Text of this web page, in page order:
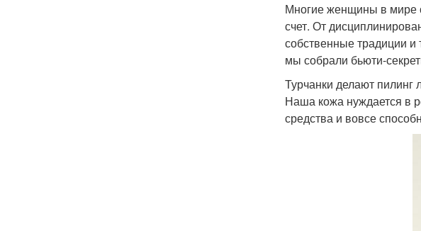
Многие женщины в мире
счет. От
собственные традиции и
мы собрали бьюти-
Турчанки делают
Наша кожа нуждается в
средства и вовсе